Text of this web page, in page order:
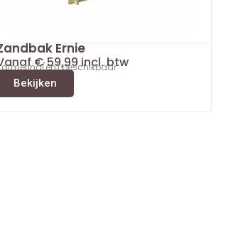
Ernie
€59,99incl. btw
afmeting(en) beschikbaar
Bekijken